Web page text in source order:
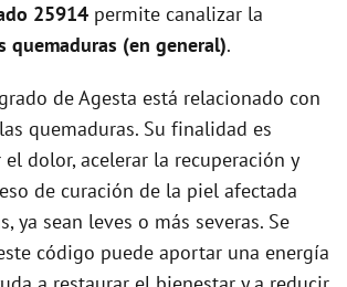
d
e
o
25914 permite canalizar la
quemaduras (en general).
de Agesta está relacionado con
quemaduras. Su finalidad es
dolor, acelerar la recuperación y
de curación de la piel afectada
ya sean leves o más severas. Se
código puede aportar una energía